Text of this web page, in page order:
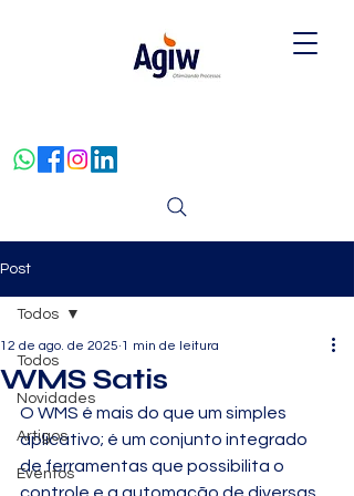
Post
Todos
Novidades
Artigos
Eventos
Todos
WMS Satis
12 de ago. de 2025 1 min de leitura
O WMS é mais do que um simples
aplicativo; é um conjunto integrado
de ferramentas que possibilita o